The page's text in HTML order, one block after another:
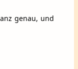
genau, und